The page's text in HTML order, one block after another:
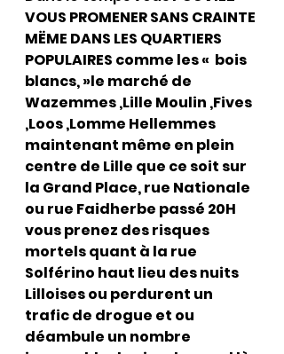
VOUS PROMENER SANS CRAINTE
MËME DANS LES QUARTIERS
POPULAIRES comme les «  bois
blancs, »le marché de
Wazemmes ,Lille Moulin ,Fives
,Loos ,Lomme Hellemmes
maintenant même en plein
centre de Lille que ce soit sur
la Grand Place, rue Nationale
ou rue Faidherbe passé 20H
vous prenez des risques
mortels quant à la rue
Solférino haut lieu des nuits
Lilloises ou perdurent un
trafic de drogue et ou
déambule un nombre